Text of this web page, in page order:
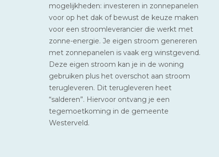
mogelijkheden: investeren in zonnepanelen
voor op het dak of bewust de keuze maken
voor een stroomleverancier die werkt met
zonne-energie. Je eigen stroom genereren
met zonnepanelen is vaak erg winstgevend.
Deze eigen stroom kan je in de woning
gebruiken plus het overschot aan stroom
terugleveren. Dit terugleveren heet
“salderen”. Hiervoor ontvang je een
tegemoetkoming in de gemeente
Westerveld.